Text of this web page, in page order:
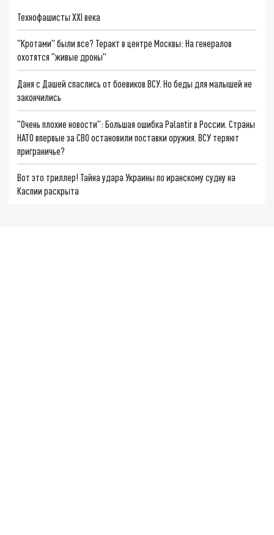
Технофашисты XXI века
"Кротами" были все? Теракт в центре Москвы: На генералов
охотятся "живые дроны"
Даня с Дашей спаслись от боевиков ВСУ. Но беды для малышей не
закончились
"Очень плохие новости": Большая ошибка Palantir в России. Страны
НАТО впервые за СВО остановили поставки оружия. ВСУ теряют
приграничье?
Вот это триллер! Тайна удара Украины по иранскому судну на
Каспии раскрыта